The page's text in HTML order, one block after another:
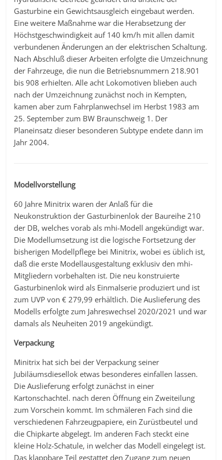
Gasturbine ein Gewichtsausgleich eingebaut werden.
Eine weitere Maßnahme war die Herabsetzung der
Höchstgeschwindigkeit auf 140 km/h mit allen damit
verbundenen Änderungen an der elektrischen Schaltung.
Nach Abschluß dieser Arbeiten erfolgte die Umzeichnung
der Fahrzeuge, die nun die Betriebsnummern 218.901
bis 908 erhielten. Alle acht Lokomotiven blieben auch
nach der Umzeichnung zunächst noch in Kempten,
kamen aber zum Fahrplanwechsel im Herbst 1983 am
25. September zum BW Braunschweig 1. Der
Planeinsatz dieser besonderen Subtype endete dann im
Jahr 2004.
Modellvorstellung
60 Jahre Minitrix waren der Anlaß für die
Neukonstruktion der Gasturbinenlok der Baureihe 210
der DB, welches vorab als mhi-Modell angekündigt war.
Die Modellumsetzung ist die logische Fortsetzung der
bisherigen Modellpflege bei Minitrix, wobei es üblich ist,
daß die erste Modellausgestaltung exklusiv den mhi-
Mitgliedern vorbehalten ist. Die neu konstruierte
Gasturbinenlok wird als Einmalserie produziert und ist
zum UVP von € 279,99 erhältlich. Die Auslieferung des
Modells erfolgte zum Jahreswechsel 2020/2021 und war
damals als Neuheiten 2019 angekündigt.
Verpackung
Minitrix hat sich bei der Verpackung seiner
Jubiläumsdiesellok etwas besonderes einfallen lassen.
Die Auslieferung erfolgt zunächst in einer
Kartonschachtel. nach deren Öffnung ein Zweiteilung
zum Vorschein kommt. Im schmäleren Fach sind die
verschiedenen Fahrzeugpapiere, ein Zurüstbeutel und
die Chipkarte abgelegt. Im anderen Fach steckt eine
kleine Holz-Schatule, in welcher das Modell eingelegt ist.
Das klappbare Teil gestattet den Zugang zum neuen